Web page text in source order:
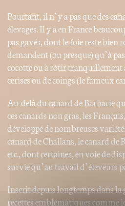
Pourtant, il n’y a pas que des
élevages. Il y a en France
pas gavés, dont le foie reste bien
demandent (ou presque) qu’à
cocotte ou à rôtir tranquillement
cerises ou de coings (le fameux
Au-delà du canard de Barbarie
ces canards non gras, les
développé de nombreuses
canard de Challans, le canard de
etc., dont certaines, en voie de
survie qu’au travail d’éleveurs
Inscrit depuis longtemps dans la
recettes emblématiques comme